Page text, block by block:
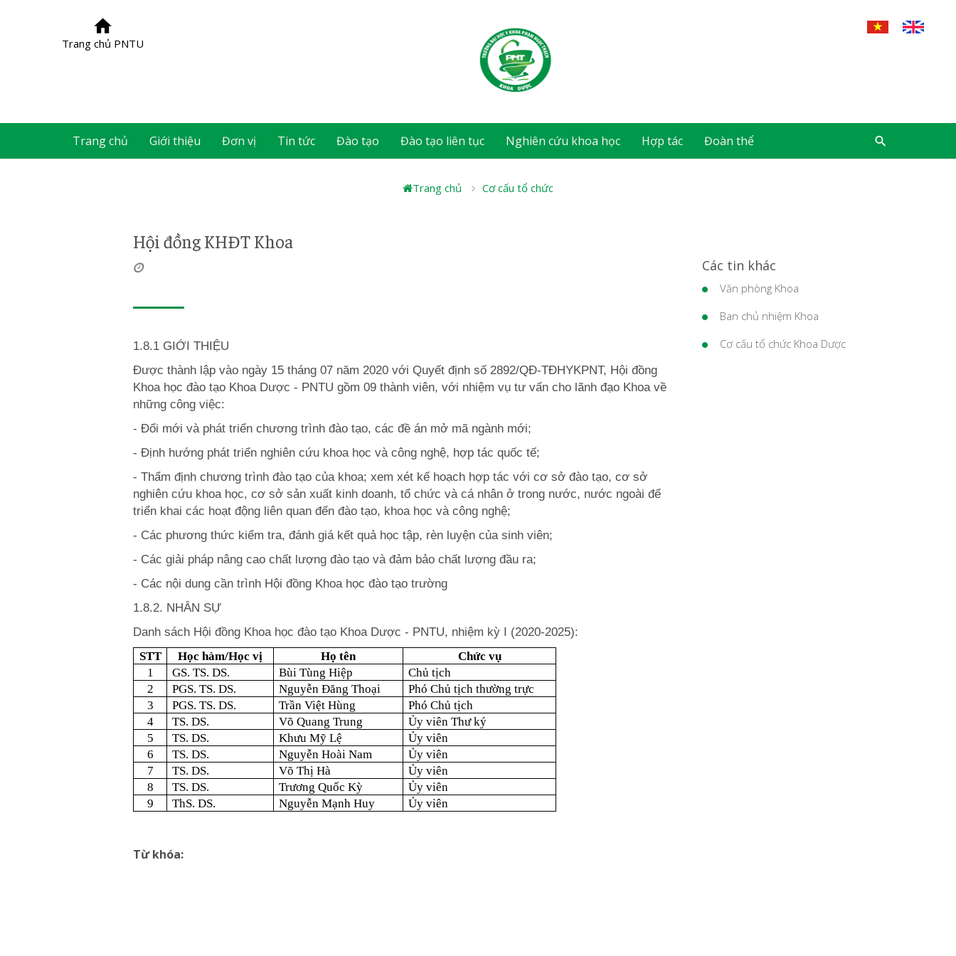
Trang chủ PNTU
Trang chủ Giới thiệu Đơn vị Tin tức Đào tạo Đào tạo liên tục Nghiên cứu khoa học Hợp tác Đoàn thể
Trang chủ Cơ cấu tổ chức
Hội đồng KHĐT Khoa
1.8.1 GIỚI THIỆU
Được thành lập vào ngày 15 tháng 07 năm 2020 với Quyết định số 2892/QĐ-TĐHYKPNT, Hội đồng
Khoa học đào tạo Khoa Dược - PNTU gồm 09 thành viên, với nhiệm vụ tư vấn cho lãnh đạo Khoa về
những công việc:
- Đổi mới và phát triển chương trình đào tạo, các đề án mở mã ngành mới;
- Định hướng phát triển nghiên cứu khoa học và công nghệ, hợp tác quốc tế;
- Thẩm định chương trình đào tạo của khoa; xem xét kế hoạch hợp tác với cơ sở đào tạo, cơ sở
nghiên cứu khoa học, cơ sở sản xuất kinh doanh, tổ chức và cá nhân ở trong nước, nước ngoài để
triển khai các hoạt động liên quan đến đào tạo, khoa học và công nghệ;
- Các phương thức kiểm tra, đánh giá kết quả học tập, rèn luyện của sinh viên;
- Các giải pháp nâng cao chất lượng đào tạo và đảm bảo chất lượng đầu ra;
- Các nội dung cần trình Hội đồng Khoa học đào tạo trường
1.8.2. NHÂN SỰ
Danh sách Hội đồng Khoa học đào tạo Khoa Dược - PNTU, nhiệm kỳ I (2020-2025):
STT Học hàm/Học vị Họ tên
Chức vụ
1
GS. TS. DS. Bùi Tùng Hiệp
Chủ tịch
2
PGS. TS. DS. Nguyễn Đăng Thoại
Phó Chủ tịch thường trực
3
PGS. TS. DS. Trần Việt Hùng
Phó Chủ tịch
4
TS. DS. Võ Quang Trung
Ủy viên Thư ký
5
TS. DS. Khưu Mỹ Lệ
Ủy viên
6
TS. DS. Nguyễn Hoài Nam
Ủy viên
7
TS. DS. Võ Thị Hà
Ủy viên
8
TS. DS. Trương Quốc Kỳ
Ủy viên
9
ThS. DS. Nguyễn Mạnh Huy Ủy viên
Từ khóa:
Các tin khác
Văn phòng Khoa
Ban chủ nhiệm Khoa
Cơ cấu tổ chức Khoa Dược